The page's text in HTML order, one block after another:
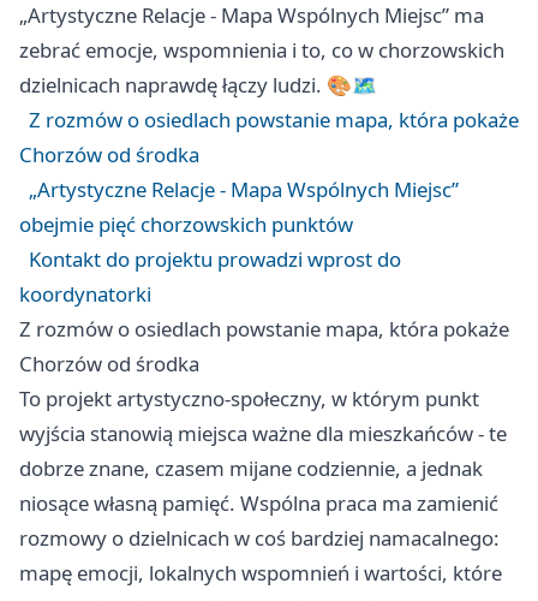
„Artystyczne Relacje - Mapa Wspólnych Miejsc” ma
zebrać emocje, wspomnienia i to, co w chorzowskich
dzielnicach naprawdę łączy ludzi. 🎨🗺️
Z rozmów o osiedlach powstanie mapa, która pokaże
Chorzów od środka
„Artystyczne Relacje - Mapa Wspólnych Miejsc”
obejmie pięć chorzowskich punktów
Kontakt do projektu prowadzi wprost do
koordynatorki
Z rozmów o osiedlach powstanie mapa, która pokaże
Chorzów od środka
To projekt artystyczno-społeczny, w którym punkt
wyjścia stanowią miejsca ważne dla mieszkańców - te
dobrze znane, czasem mijane codziennie, a jednak
niosące własną pamięć. Wspólna praca ma zamienić
rozmowy o dzielnicach w coś bardziej namacalnego:
mapę emocji, lokalnych wspomnień i wartości, które